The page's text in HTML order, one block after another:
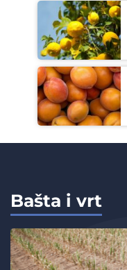
Bašta i vrt